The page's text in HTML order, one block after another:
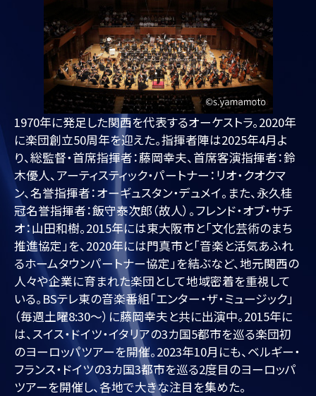
1970年に発足した関西を代表するオーケストラ。2020年
に楽団創立50周年を迎えた。指揮者陣は2025年4月よ
り、総監督・首席指揮者：藤岡幸夫、首席客演指揮者：鈴
木優人、アーティスティック・パートナー：リオ・クオクマ
ン、名誉指揮者：オーギュスタン・デュメイ。また、永久桂
冠名誉指揮者：飯守泰次郎（故人）。フレンド・オブ・サチ
オ：山田和樹。2015年には東大阪市と「文化芸術のまち
推進協定」を、2020年には門真市と「音楽と活気あふれ
るホームタウンパートナー協定」を結ぶなど、地元関西の
人々や企業に育まれた楽団として地域密着を重視して
いる。BSテレ東の音楽番組「エンター・ザ・ミュージック」
（毎週土曜8:30～）に藤岡幸夫と共に出演中。2015年に
は、スイス・ドイツ・イタリアの3カ国5都市を巡る楽団初
のヨーロッパツアーを開催。2023年10月にも、ベルギー・
フランス・ドイツの3カ国3都市を巡る2度目のヨーロッパ
ツアーを開催し、各地で大きな注目を集めた。